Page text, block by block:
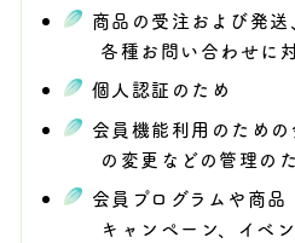
商品の受注および発
各種お問い合わせに
個人認証のため
会員機能利用のため
の変更などの管理の
会員プログラムや商品
キャンペーン、イベ